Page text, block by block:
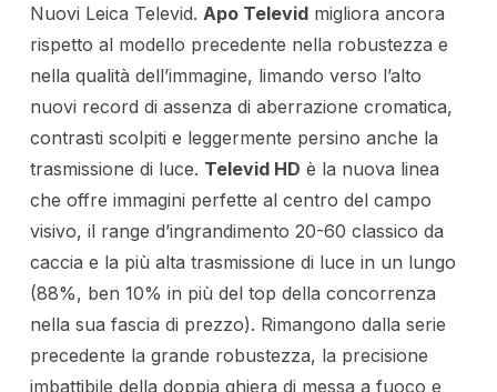
Nuovi Leica Televid. Apo Televidmigliora ancora
rispetto al modello precedente nella robustezza e
nella qualità dell’immagine, limando verso l’alto
nuovi record di assenza di aberrazione cromatica,
contrasti scolpiti e leggermente persino anche la
trasmissione di luce. Televid HD è la nuova linea
che offre immagini perfette al centro del campo
visivo, il range d’ingrandimento 20-60 classico da
caccia e la più alta trasmissione di luce in un lungo
(88%, ben 10% in più del top della concorrenza
nella sua fascia di prezzo). Rimangono dalla serie
precedente la grande robustezza, la precisione
imbattibile della doppia ghiera di messa a fuoco e